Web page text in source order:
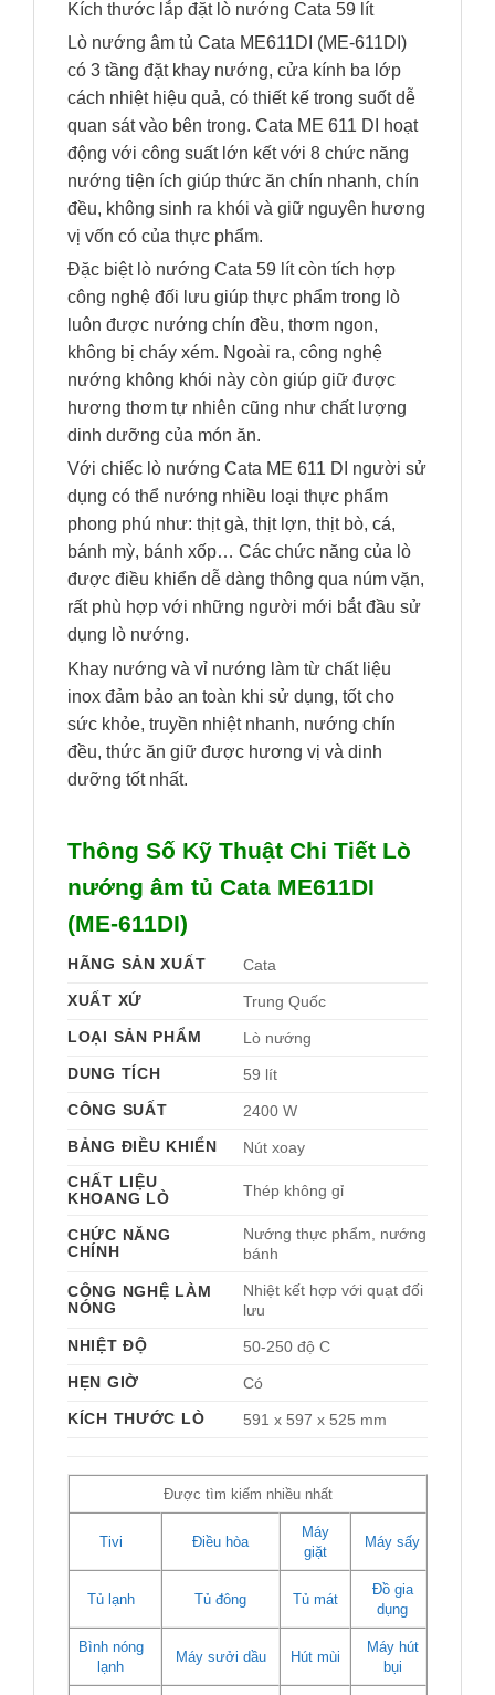
Kích thước lắp đặt lò nướng Cata 59 lít
Lò nướng âm tủ Cata ME611DI (ME-611DI)
có 3 tầng đặt khay nướng, cửa kính ba lớp
cách nhiệt hiệu quả, có thiết kế trong suốt dễ
quan sát vào bên trong. Cata ME 611 DI hoạt
động với công suất lớn kết với 8 chức năng
nướng tiện ích giúp thức ăn chín nhanh, chín
đều, không sinh ra khói và giữ nguyên hương
vị vốn có của thực phẩm.
Đặc biệt lò nướng Cata 59 lít còn tích hợp
công nghệ đối lưu giúp thực phẩm trong lò
luôn được nướng chín đều, thơm ngon,
không bị cháy xém. Ngoài ra, công nghệ
nướng không khói này còn giúp giữ được
hương thơm tự nhiên cũng như chất lượng
dinh dưỡng của món ăn.
Với chiếc lò nướng Cata ME 611 DI người sử
dụng có thể nướng nhiều loại thực phẩm
phong phú như: thịt gà, thịt lợn, thịt bò, cá,
bánh mỳ, bánh xốp… Các chức năng của lò
được điều khiển dễ dàng thông qua núm vặn,
rất phù hợp với những người mới bắt đầu sử
dụng lò nướng.
Khay nướng và vỉ nướng làm từ chất liệu
inox đảm bảo an toàn khi sử dụng, tốt cho
sức khỏe, truyền nhiệt nhanh, nướng chín
đều, thức ăn giữ được hương vị và dinh
dưỡng tốt nhất.
Thông Số Kỹ Thuật Chi Tiết Lò
nướng âm tủ Cata ME611DI
(ME-611DI)
HÃNG SẢN XUẤT
Cata
XUẤT XỨ
Trung Quốc
LOẠI SẢN PHẨM
Lò nướng
DUNG TÍCH
59 lít
CÔNG SUẤT
2400 W
BẢNG ĐIỀU KHIỂN
Nút xoay
CHẤT LIỆU
KHOANG LÒ
Thép không gỉ
CHỨC NĂNG
CHÍNH
Nướng thực phẩm, nướng
bánh
CÔNG NGHỆ LÀM
NÓNG
Nhiệt kết hợp với quạt đối
lưu
NHIỆT ĐỘ
50-250 độ C
HẸN GIỜ
Có
KÍCH THƯỚC LÒ
591 x 597 x 525 mm
Được tìm kiếm nhiều nhất
Tivi Điều hòa
Máy
giặt
Máy sấy
Tủ lạnh Tủ đông Tủ mát
Đồ gia
dụng
Bình nóng
lạnh
Máy sưởi dầu Hút mùi
Máy hút
bụi